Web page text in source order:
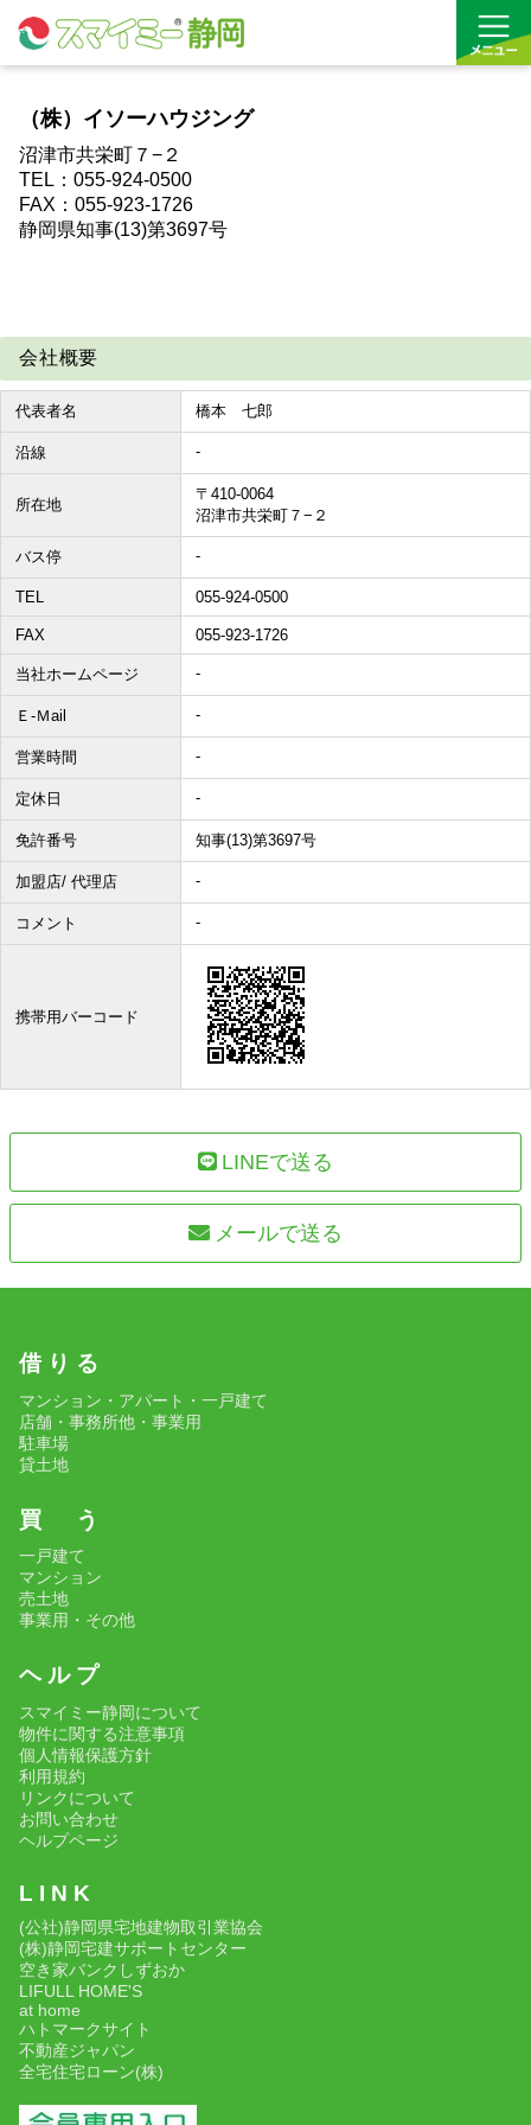
買う
沿線から探す(買う)
通勤・通学時間から探す(借りる)
通勤・通学時間から探す(買う)
（株）イソーハウジング
沼津市共栄町７−２
TEL：055-924-0500
FAX：055-923-1726
静岡県知事(13)第3697号
会社概要
代表者名 橋本 七郎
沿線 -
所在地
〒410-0064
沼津市共栄町７−２
バス停 -
TEL 055-924-0500
FAX 055-923-1726
当社ホームページ -
Ｅ-Ｍail -
営業時間 -
定休日 -
免許番号 知事(13)第3697号
加盟店/ 代理店 -
コメント -
携帯用バーコード
LINEで送る
メールで送る
借 り る
マンション・アパート・一戸建て
店舗・事務所他・事業用
駐車場
貸土地
買 う
一戸建て
マンション
売土地
事業用・その他
ヘ ル プ
スマイミー静岡について
物件に関する注意事項
個人情報保護方針
利用規約
リンクについて
お問い合わせ
ヘルプページ
L I N K
(公社)静岡県宅地建物取引業協会
(株)静岡宅建サポートセンター
空き家バンクしずおか
LIFULL HOME'S
at home
ハトマークサイト
不動産ジャパン
全宅住宅ローン(株)